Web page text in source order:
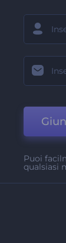
Puoi
qualsiasi